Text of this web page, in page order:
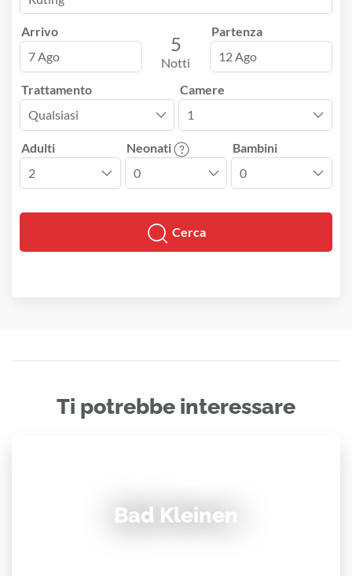
Arrivo
7 Ago
5
Notti
Partenza
12 Ago
Trattamento Camere
Adulti Neonati Bambini
Cerca
Ti potrebbe interessare
Bad Kleinen